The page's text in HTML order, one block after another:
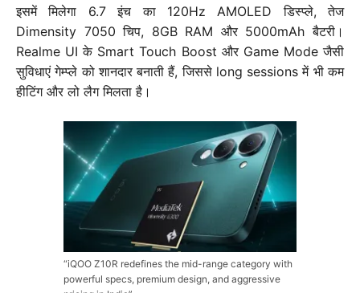
इसमें मिलेगा 6.7 इंच का 120Hz AMOLED डिस्प्ले, तेज
Dimensity 7050 चिप, 8GB RAM और 5000mAh बैटरी।
Realme UI के Smart Touch Boost और Game Mode जैसी
सुविधाएं गेम्प्ले को शानदार बनाती हैं, जिससे long sessions में भी कम
हीटिंग और लो लैग मिलता है।
“iQOO Z10R redefines the mid-range category with
powerful specs, premium design, and aggressive